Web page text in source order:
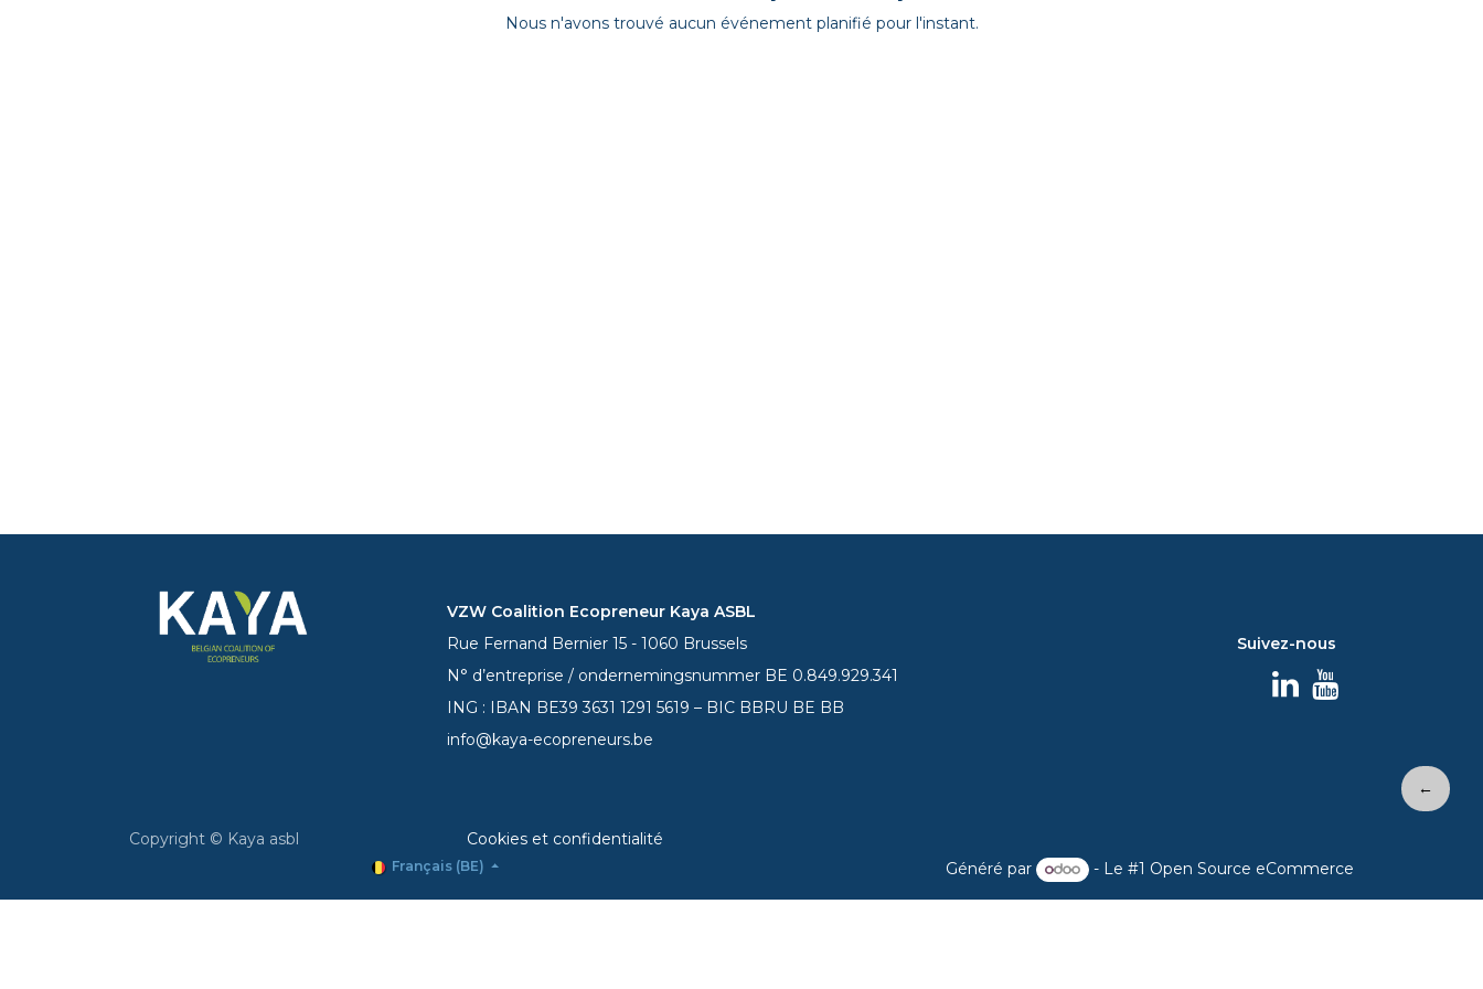
Nous n'avons trouvé aucun événement planifié pour l'instant.
Suivez-nous
←
VZW Coalition Ecopreneur Kaya ASBL
Rue Fernand Bernier 15 - 1060 Brussels
N° d’entreprise / ondernemingsnummer BE 0.849.929.341
ING : IBAN BE393631 1291 5619 – BIC BBRU BE BB
info@kaya-ecopreneurs.be
Copyright © Kaya asbl Cookies et confidentialité
Français (BE) Généré par - Le #1 Open Source eCommerce